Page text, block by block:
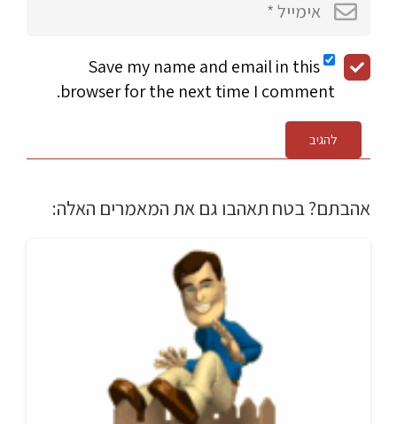
Save my name and email in this
browser for the next time I comment.
להגיב
אהבתם? בטח תאהבו גם את המאמרים האלה: